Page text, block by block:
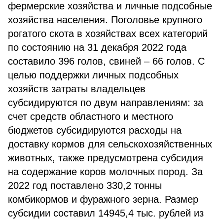
фермерские хозяйства и личные подсобные
хозяйства населения. Поголовье крупного
рогатого скота в хозяйствах всех категорий
по состоянию на 31 декабря 2022 года
составило 396 голов, свиней – 66 голов. С
целью поддержки личных подсобных
хозяйств затраты владельцев
субсидируются по двум направлениям: за
счет средств областного и местного
бюджетов субсидируются расходы на
доставку кормов для сельскохозяйственных
животных, также предусмотрена субсидия
на содержание коров молочных пород. За
2022 год поставлено 330,2 тонны
комбикормов и фуражного зерна. Размер
субсидии составил 14945,4 тыс. рублей из